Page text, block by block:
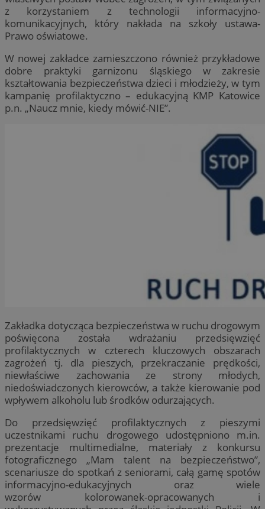
z korzystaniem z technologii informacyjno-
komunikacyjnych, który nakłada na szkoły ustawa-
Prawo oświatowe.
W nowej zakładce zamieszczono również przykładowe
dobre praktyki garnizonu śląskiego w zakresie
kształtowania bezpieczeństwa dzieci i młodzieży, w tym
kampanię profilaktyczno – edukacyjną KMP Katowice
p.n. „Naucz mnie, kiedy mówić-NIE”.
Zakładka dotycząca bezpieczeństwa w ruchu drogowym
poświęcona została wdrażaniu przedsięwzięć
profilaktycznych w czterech kluczowych obszarach
zagrożeń tj. dla pieszych, przekraczanie prędkości,
niewłaściwe zachowania ze strony młodych,
niedoświadczonych kierowców, a także kierowanie pod
wpływem alkoholu lub środków odurzających.
Do przedsięwzięć profilaktycznych z pieszymi
uczestnikami ruchu drogowego udostępniono m.in.
prezentacje multimedialne, materiały z konkursu
fotograficznego „Mam talent na bezpieczeństwo”,
scenariusze do spotkań z seniorami, całą gamę spotów
informacyjno-edukacyjnych oraz wiele
wzorów kolorowanek-opracowanych i